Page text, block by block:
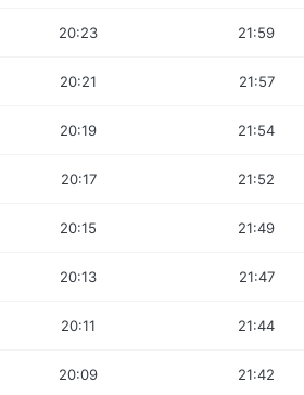
20:23 21:59
20:21 21:57
20:19 21:54
20:17 21:52
20:15 21:49
20:13 21:47
20:11 21:44
20:09 21:42